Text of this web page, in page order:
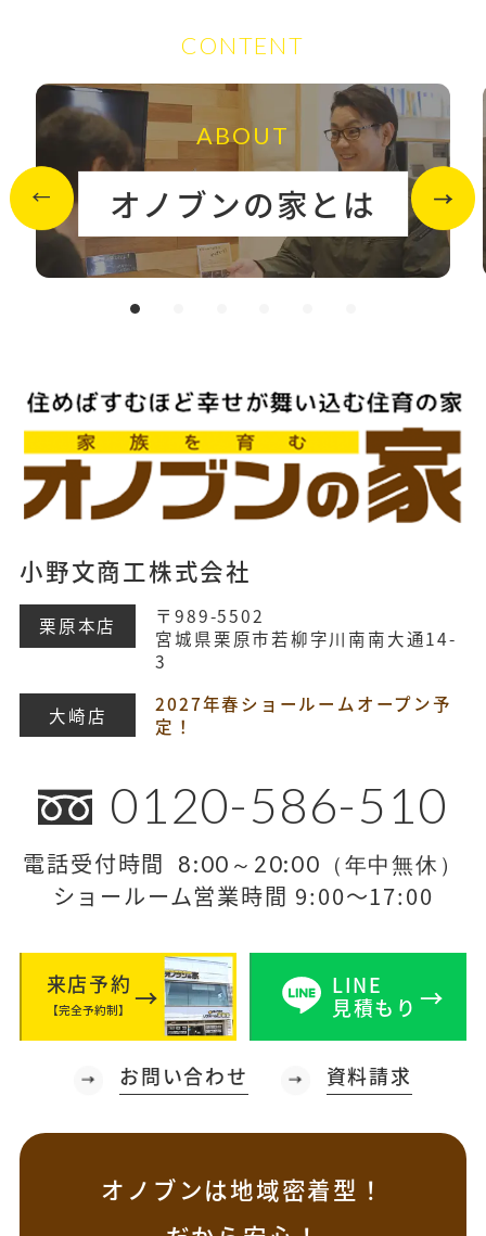
CONTENT
ABOUT
オノブンの家とは
小野文商工株式会社
栗原本店
〒989-5502
宮城県栗原市若柳字川南南大通14-
3
大崎店
2027年春ショールームオープン予
定！
0120-586-510
電話受付時間 8:00～20:00（年中無休）
ショールーム営業時間 9:00～17:00
来店予約
【完全予約制】
LINE
見積もり
お問い合わせ 資料請求
オノブンは地域密着型！